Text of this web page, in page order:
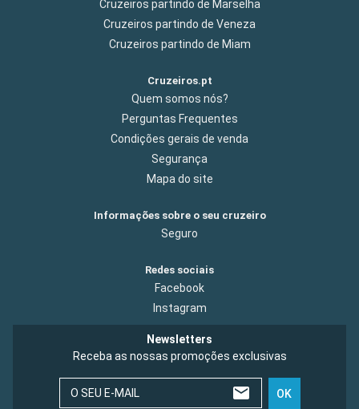
Cruzeiros partindo de Marselha
Cruzeiros partindo de Veneza
Cruzeiros partindo de Miam
Cruzeiros.pt
Quem somos nós?
Perguntas Frequentes
Condições gerais de venda
Segurança
Mapa do site
Informações sobre o seu cruzeiro
Seguro
Redes sociais
Facebook
Instagram
Newsletters
Receba as nossas promoções exclusivas
O SEU E-MAIL OK